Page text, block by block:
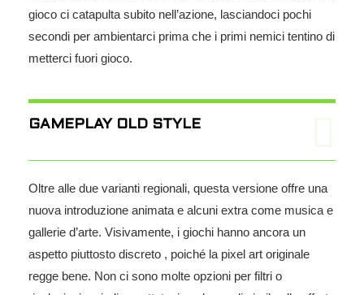
gioco ci catapulta subito nell’azione, lasciandoci pochi
secondi per ambientarci prima che i primi nemici tentino di
metterci fuori gioco.
GAMEPLAY OLD STYLE
Oltre alle due varianti regionali, questa versione offre una
nuova introduzione animata e alcuni extra come musica e
gallerie d’arte. Visivamente, i giochi hanno ancora un
aspetto piuttosto discreto , poiché la pixel art originale
regge bene. Non ci sono molte opzioni per filtri o